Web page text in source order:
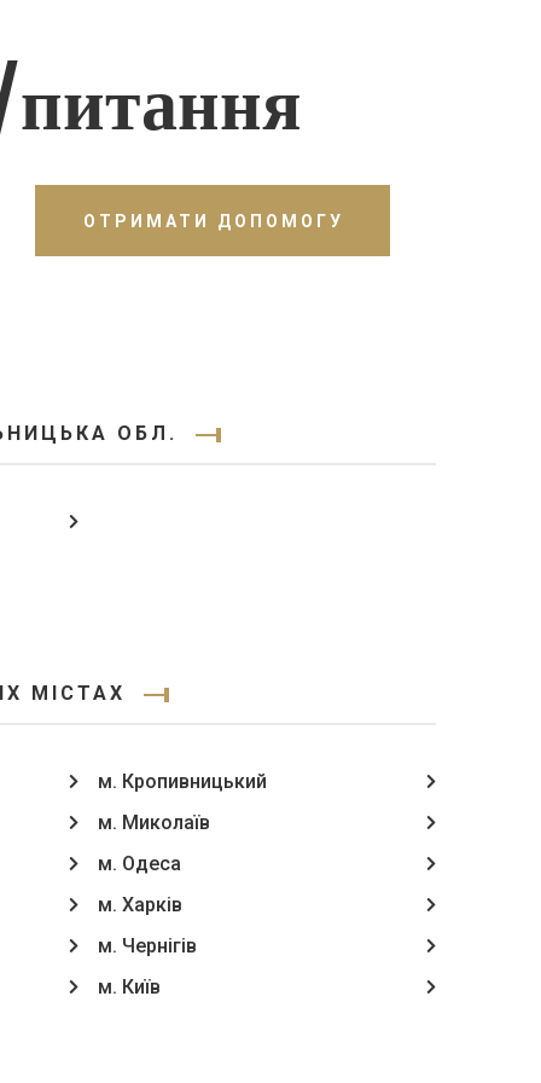
ОТРИМАТИ ДОПОМОГУ
ОБЛ.
МІСТАХ
м. Кропивницький
м. Миколаїв
м. Одеса
м. Харків
м. Чернігів
м. Київ